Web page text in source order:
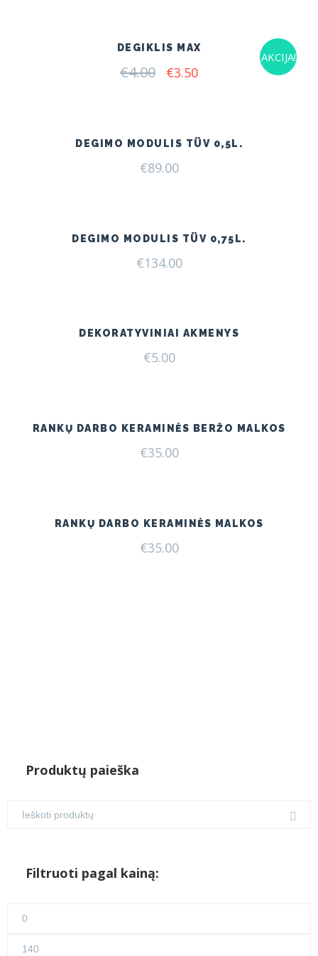
AKCIJA!
DEGIKLIS MAX
€4.00 Original
€3.50Current
DEGIMO MODULIS TÜV 0,5L.
€89.00
DEGIMO MODULIS TÜV 0,75L.
€134.00
DEKORATYVINIAI AKMENYS
€5.00
RANKŲ DARBO KERAMINĖS BERŽO MALKOS
€35.00
RANKŲ DARBO KERAMINĖS MALKOS
€35.00
Produktų paieška
Filtruoti pagal kainą:
Maks